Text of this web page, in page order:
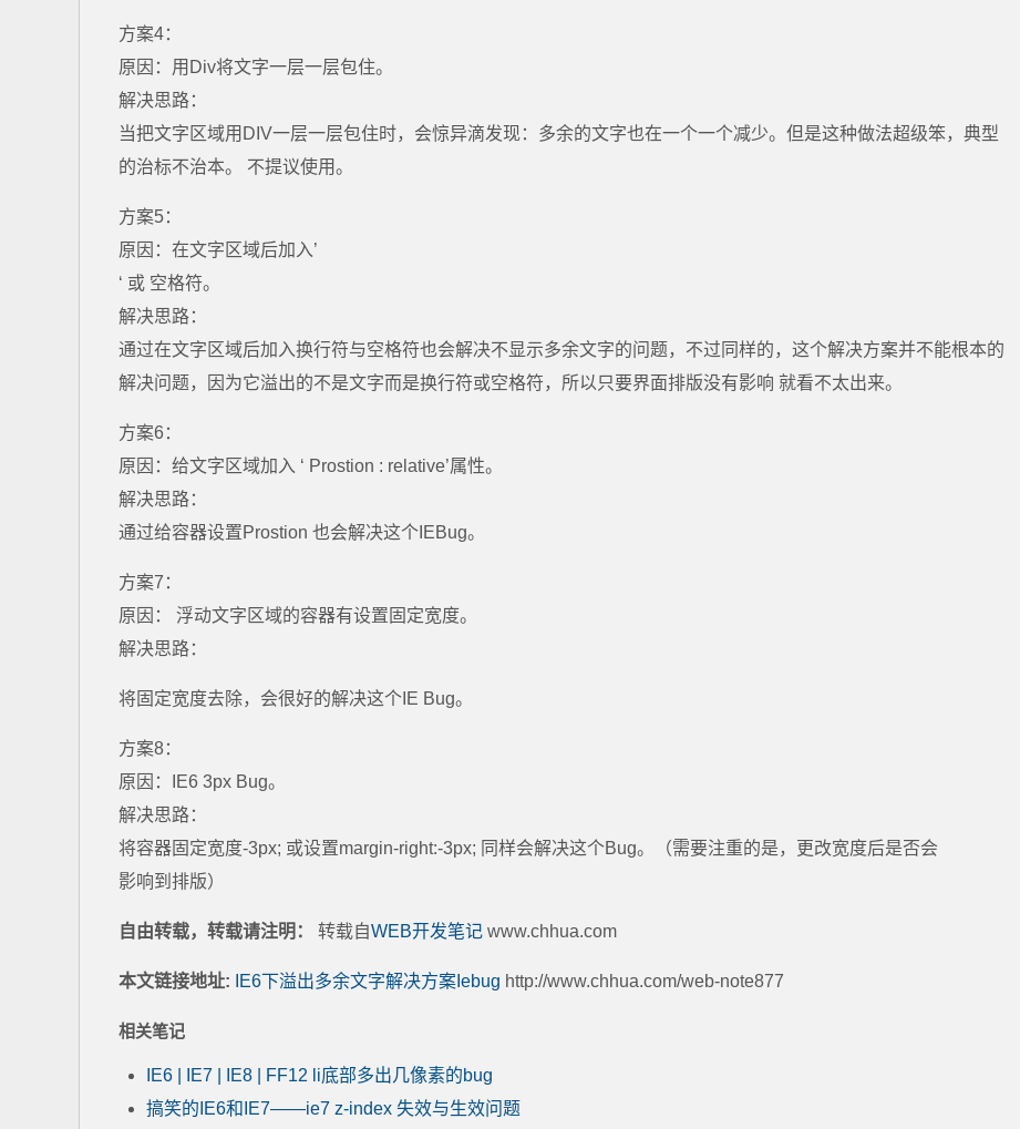
方案4：
原因：用Div将文字一层一层包住。
解决思路：
当把文字区域用DIV一层一层包住时，会惊异滴发现：多余的文字也在一个一个减少。但是这种做法超级笨，典型
的治标不治本。 不提议使用。
方案5：
原因：在文字区域后加入’
‘ 或 空格符。
解决思路：
通过在文字区域后加入换行符与空格符也会解决不显示多余文字的问题，不过同样的，这个解决方案并不能根本的
解决问题，因为它溢出的不是文字而是换行符或空格符，所以只要界面排版没有影响 就看不太出来。
方案6：
原因：给文字区域加入 ‘ Prostion : relative’属性。
解决思路：
通过给容器设置Prostion 也会解决这个IEBug。
方案7：
原因： 浮动文字区域的容器有设置固定宽度。
解决思路：
将固定宽度去除，会很好的解决这个IE Bug。
方案8：
原因：IE6 3px Bug。
解决思路：
将容器固定宽度-3px; 或设置margin-right:-3px; 同样会解决这个Bug。（需要注重的是，更改宽度后是否会
影响到排版）
自由转载，转载请注明： 转载自WEB开发笔记 www.chhua.com
本文链接地址: IE6下溢出多余文字解决方案Iebug http://www.chhua.com/web-note877
相关笔记
IE6 | IE7 | IE8 | FF12 li底部多出几像素的bug
搞笑的IE6和IE7——ie7 z-index 失效与生效问题